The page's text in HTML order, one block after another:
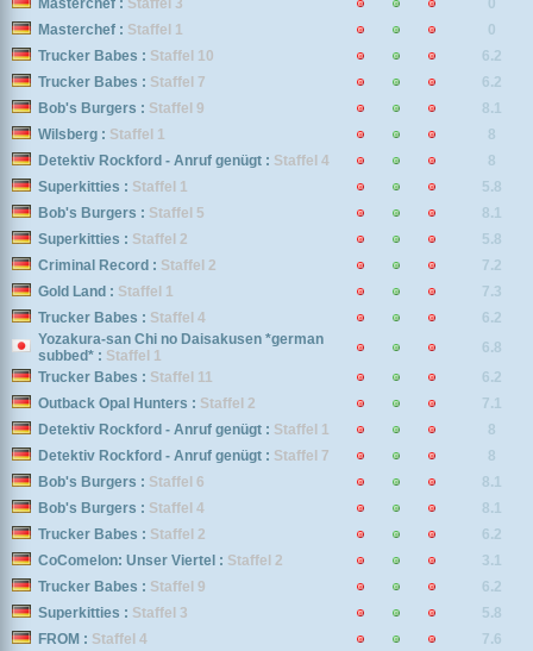
Masterchef : Staffel 3
0
Masterchef : Staffel 1
0
Trucker Babes : Staffel 10
6.2
Trucker Babes : Staffel 7
6.2
Bob's Burgers : Staffel 9
8.1
Wilsberg : Staffel 1
8
Detektiv Rockford - Anruf genügt : Staffel 4
8
Superkitties : Staffel 1
5.8
Bob's Burgers : Staffel 5
8.1
Superkitties : Staffel 2
5.8
Criminal Record : Staffel 2
7.2
Gold Land : Staffel 1
7.3
Trucker Babes : Staffel 4
6.2
Yozakura-san Chi no Daisakusen *german
subbed* : Staffel 1
6.8
Trucker Babes : Staffel 11
6.2
Outback Opal Hunters : Staffel 2
7.1
Detektiv Rockford - Anruf genügt : Staffel 1
8
Detektiv Rockford - Anruf genügt : Staffel 7
8
Bob's Burgers : Staffel 6
8.1
Bob's Burgers : Staffel 4
8.1
Trucker Babes : Staffel 2
6.2
CoComelon: Unser Viertel : Staffel 2
3.1
Trucker Babes : Staffel 9
6.2
Superkitties : Staffel 3
5.8
FROM : Staffel 4
7.6